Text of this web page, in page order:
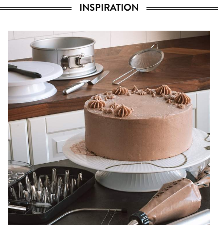
INSPIRATION